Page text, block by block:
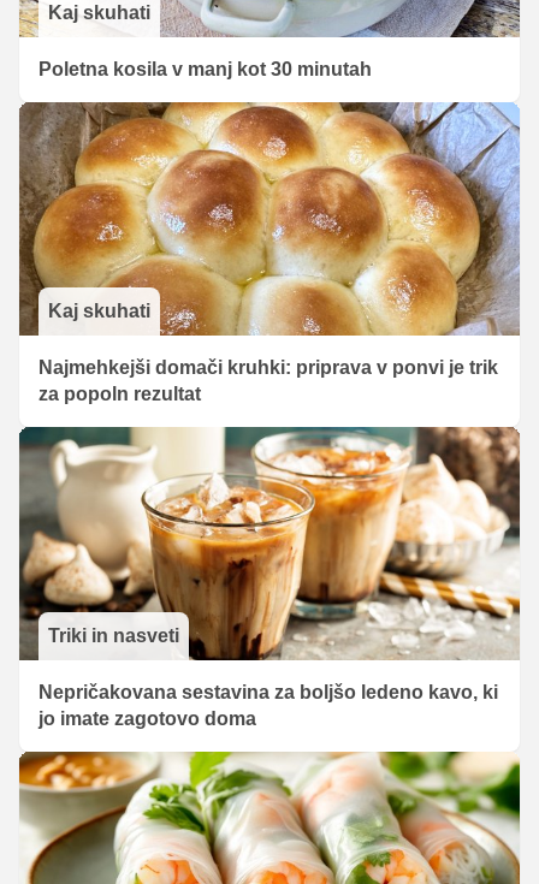
Kaj skuhati
Poletna kosila v manj kot 30 minutah
Kaj skuhati
Najmehkejši domači kruhki: priprava v ponvi je trik
za popoln rezultat
Triki in nasveti
Nepričakovana sestavina za boljšo ledeno kavo, ki
jo imate zagotovo doma